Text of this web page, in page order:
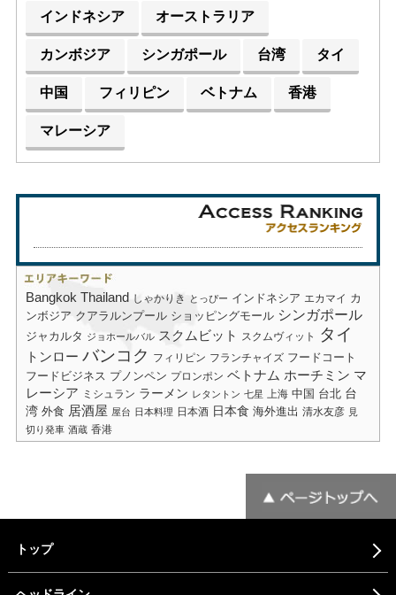
インドネシア オーストラリア
カンボジア シンガポール 台湾 タイ
中国 フィリピン ベトナム 香港
マレーシア
Bangkok Thailand しゃかりき とっぴー インドネシア エカマイ カ
ンボジア クアラルンプール ショッピングモール シンガポール
ジャカルタ ジョホールバル スクムビット スクムヴィット タイ
トンロー バンコク フィリピン フランチャイズ フードコート
フードビジネス プノンペン プロンポン ベトナム ホーチミン マ
レーシア ミシュラン ラーメン レタントン 七星 上海 中国 台北 台
湾 外食 居酒屋 屋台 日本料理 日本酒 日本食 海外進出 清水友彦 見
切り発車 酒蔵 香港
トップ